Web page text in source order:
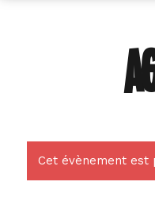
Cet évènement est